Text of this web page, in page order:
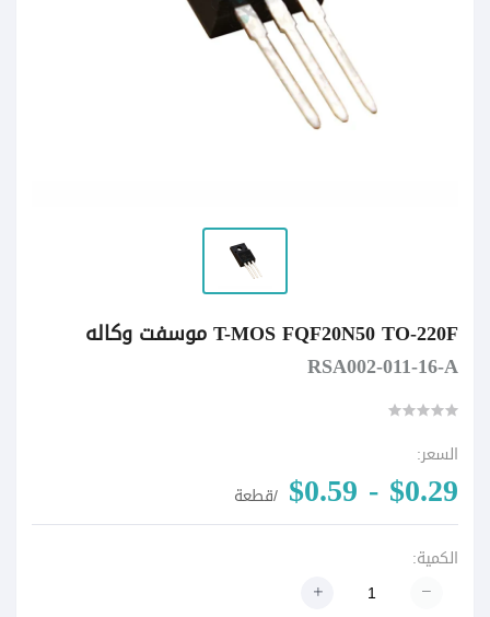
T-MOS FQF20N50 TO-220F موسفت وكاله
RSA002-011-16-A
السعر:
$0.29 - $0.59 /قطعة
الكمية: